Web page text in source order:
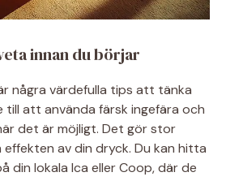
innan du börjar
några värdefulla tips att tänka
till att använda färsk ingefära och
det är möjligt. Det gör stor
effekten av din dryck. Du kan hitta
din lokala Ica eller Coop, där de